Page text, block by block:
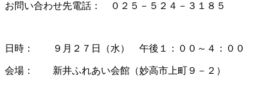
お問い合わせ先電話： ０２５－５２４－３１８５
日時： ９月２７日（水） 午後１：００～４：００
会場： 新井ふれあい会館（妙高市上町９－２）